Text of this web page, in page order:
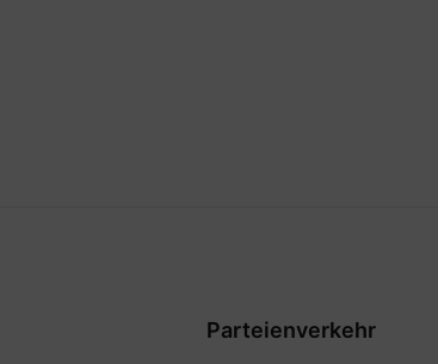
Parteienverkehr